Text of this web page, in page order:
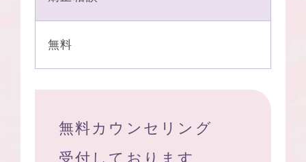
無料
無料カウンセリング
受付しております